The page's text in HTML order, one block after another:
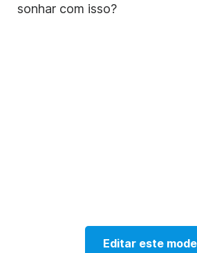
sonhar com isso?
Editar este